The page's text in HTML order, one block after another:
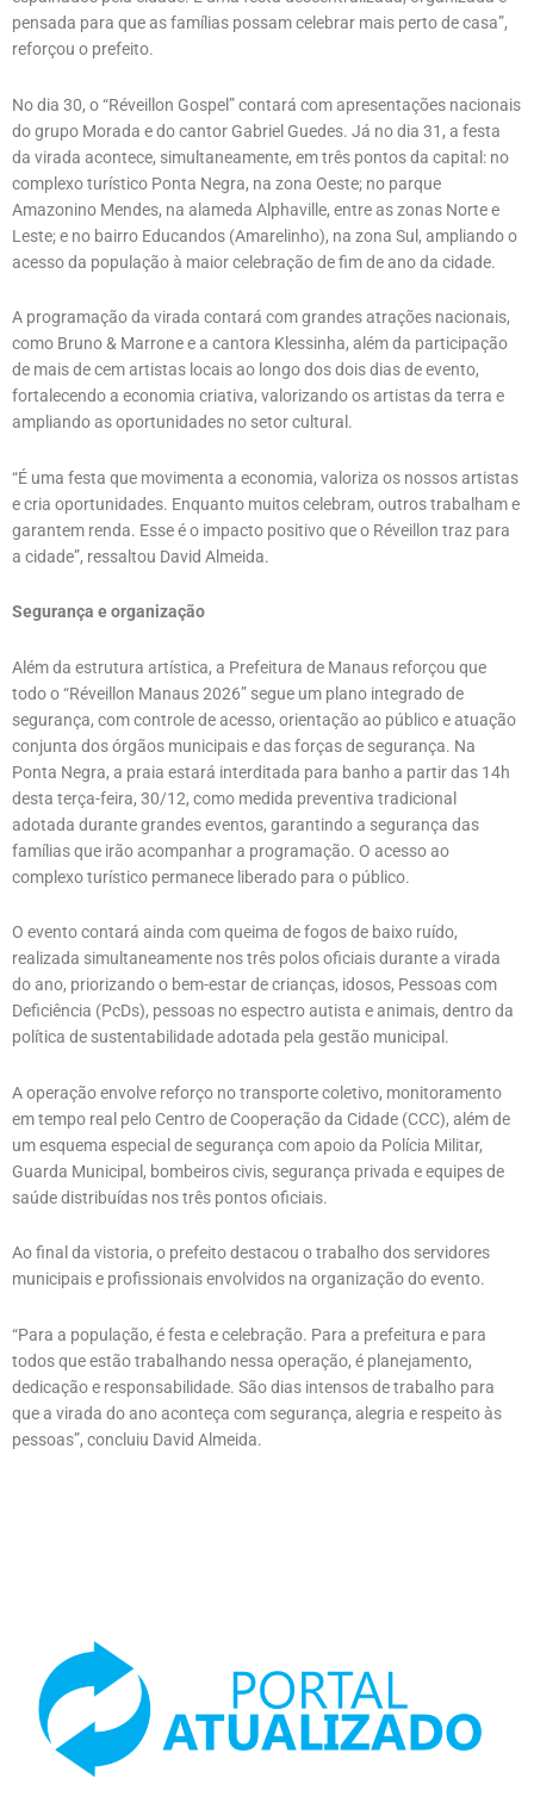
pensada para que as famílias possam celebrar mais perto de casa”,
reforçou o prefeito.
No dia 30, o “Réveillon Gospel” contará com apresentações nacionais
do grupo Morada e do cantor Gabriel Guedes. Já no dia 31, a festa
da virada acontece, simultaneamente, em três pontos da capital: no
complexo turístico Ponta Negra, na zona Oeste; no parque
Amazonino Mendes, na alameda Alphaville, entre as zonas Norte e
Leste; e no bairro Educandos (Amarelinho), na zona Sul, ampliando o
acesso da população à maior celebração de fim de ano da cidade.
A programação da virada contará com grandes atrações nacionais,
como Bruno & Marrone e a cantora Klessinha, além da participação
de mais de cem artistas locais ao longo dos dois dias de evento,
fortalecendo a economia criativa, valorizando os artistas da terra e
ampliando as oportunidades no setor cultural.
“É uma festa que movimenta a economia, valoriza os nossos artistas
e cria oportunidades. Enquanto muitos celebram, outros trabalham e
garantem renda. Esse é o impacto positivo que o Réveillon traz para
a cidade”, ressaltou David Almeida.
Segurança e organização
Além da estrutura artística, a Prefeitura de Manaus reforçou que
todo o “Réveillon Manaus 2026” segue um plano integrado de
segurança, com controle de acesso, orientação ao público e atuação
conjunta dos órgãos municipais e das forças de segurança. Na
Ponta Negra, a praia estará interditada para banho a partir das 14h
desta terça-feira, 30/12, como medida preventiva tradicional
adotada durante grandes eventos, garantindo a segurança das
famílias que irão acompanhar a programação. O acesso ao
complexo turístico permanece liberado para o público.
O evento contará ainda com queima de fogos de baixo ruído,
realizada simultaneamente nos três polos oficiais durante a virada
do ano, priorizando o bem-estar de crianças, idosos, Pessoas com
Deficiência (PcDs), pessoas no espectro autista e animais, dentro da
política de sustentabilidade adotada pela gestão municipal.
A operação envolve reforço no transporte coletivo, monitoramento
em tempo real pelo Centro de Cooperação da Cidade (CCC), além de
um esquema especial de segurança com apoio da Polícia Militar,
Guarda Municipal, bombeiros civis, segurança privada e equipes de
saúde distribuídas nos três pontos oficiais.
Ao final da vistoria, o prefeito destacou o trabalho dos servidores
municipais e profissionais envolvidos na organização do evento.
“Para a população, é festa e celebração. Para a prefeitura e para
todos que estão trabalhando nessa operação, é planejamento,
dedicação e responsabilidade. São dias intensos de trabalho para
que a virada do ano aconteça com segurança, alegria e respeito às
pessoas”, concluiu David Almeida.